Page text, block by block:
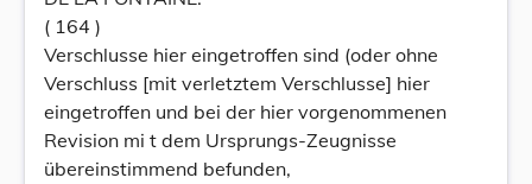
( 164 )
Verschlusse hier eingetroffen sind (oder ohne
Verschluss [mit verletztem Verschlusse] hier
eingetroffen und bei der hier vorgenommenen
Revision mi t dem Ursprungs-Zeugnisse
übereinstimmend befunden,